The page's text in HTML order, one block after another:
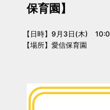
保育園】
【日時】9月3日(木)
【場所】愛信保育園